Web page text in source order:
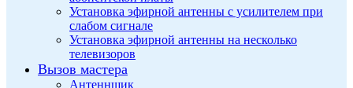
Установка эфирной антенны с усилителем при
слабом сигнале
Установка эфирной антенны на несколько
телевизоров
Вызов мастера
Антеннщик